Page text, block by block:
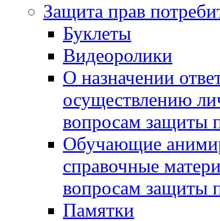
Защита прав
Буклеты
Видеоролики
О назначении
осуществлению
вопросам защиты
Обучающие
справочные
вопросам защиты
Памятки